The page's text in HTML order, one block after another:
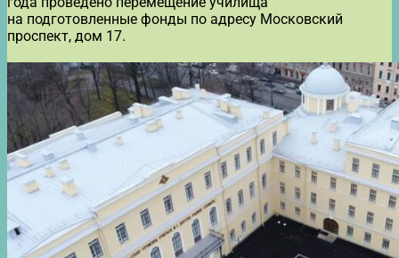
на подготовленные фонды по адресу Московский
проспект, дом 17.